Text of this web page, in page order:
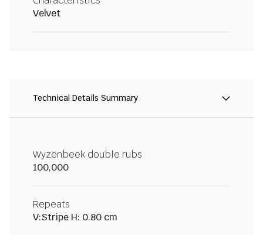
Velvet
Technical Details Summary
Wyzenbeek double rubs
100,000
Repeats
V:Stripe H: 0.80 cm